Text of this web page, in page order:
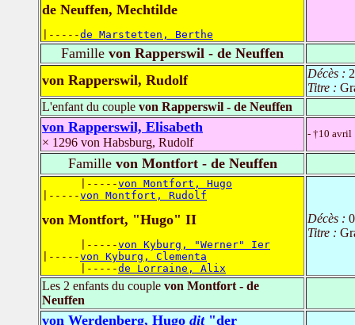
de Neuffen, Mechtilde
|-----de Marstetten, Berthe
Famille von Rapperswil - de Neuffen
von Rapperswil, Rudolf
Décès :
Titre :
L'enfant du couple von Rapperswil - de Neuffen
von Rapperswil, Elisabeth
× 1296 von Habsburg, Rudolf
- †10 avril
Famillevon Montfort - de Neuffen
      |-----
von Montfort, Hugo
|-----von Montfort, Rudolf
von Montfort, "Hugo" II
      |-----
von Kyburg, "Werner" Ier
|-----von Kyburg, Clementa
      |-----
de Lorraine, Alix
Décès :
Titre :
Les 2 enfants du couple von Montfort - de
Neuffen
von Werdenberg, Hugo dit"der